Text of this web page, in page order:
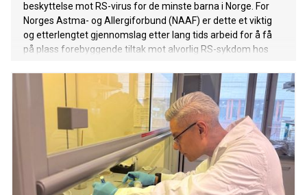
beskyttelse mot RS-virus for de minste barna i Norge. For
Norges Astma- og Allergiforbund (NAAF) er dette et viktig
og etterlengtet gjennomslag etter lang tids arbeid for å få
på plass forebyggende tiltak mot alvorlig RS-sykdom hos